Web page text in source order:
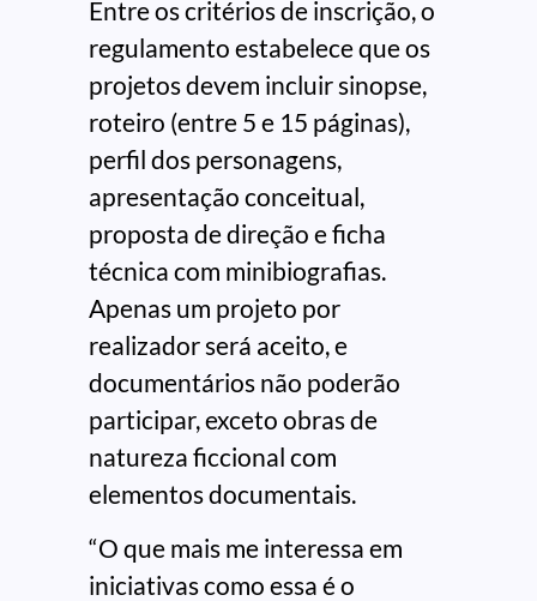
Entre os critérios de inscrição, o
regulamento estabelece que os
projetos devem incluir sinopse,
roteiro (entre 5 e 15 páginas),
perfil dos personagens,
apresentação conceitual,
proposta de direção e ficha
técnica com minibiografias.
Apenas um projeto por
realizador será aceito, e
documentários não poderão
participar, exceto obras de
natureza ficcional com
elementos documentais.
“O que mais me interessa em
iniciativas como essa é o